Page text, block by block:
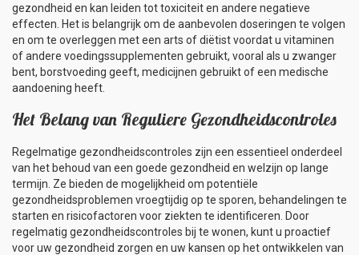
gezondheid en kan leiden tot toxiciteit en andere negatieve
effecten. Het is belangrijk om de aanbevolen doseringen te volgen
en om te overleggen met een arts of diëtist voordat u vitaminen
of andere voedingssupplementen gebruikt, vooral als u zwanger
bent, borstvoeding geeft, medicijnen gebruikt of een medische
aandoening heeft.
Het Belang van Reguliere Gezondheidscontroles
Regelmatige gezondheidscontroles zijn een essentieel onderdeel
van het behoud van een goede gezondheid en welzijn op lange
termijn. Ze bieden de mogelijkheid om potentiële
gezondheidsproblemen vroegtijdig op te sporen, behandelingen te
starten en risicofactoren voor ziekten te identificeren. Door
regelmatig gezondheidscontroles bij te wonen, kunt u proactief
voor uw gezondheid zorgen en uw kansen op het ontwikkelen van